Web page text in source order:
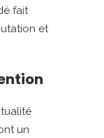
fait
et
un